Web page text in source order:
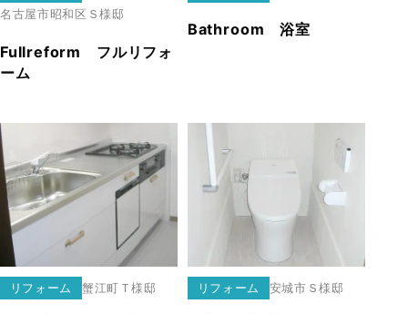
名古屋市昭和区 Ｓ様邸
Fullreform フルリフォ
ーム
Bathroom 浴室
リフォーム 蟹江町 Ｔ様邸 リフォーム 安城市 Ｓ様邸